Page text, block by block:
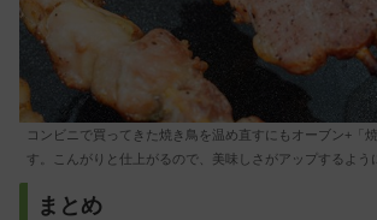
コンビニで買ってきた焼き鳥を温め直すにもオーブン+「
す。こんがりと仕上がるので、美味しさがアップするよう
まとめ